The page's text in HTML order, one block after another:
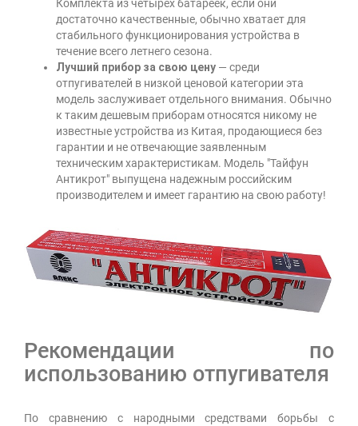
Комплекта из четырех батареек, если они
достаточно качественные, обычно хватает для
стабильного функционирования устройства в
течение всего летнего сезона.
Лучший прибор за свою цену — среди
отпугивателей в низкой ценовой категории эта
модель заслуживает отдельного внимания. Обычно
к таким дешевым приборам относятся никому не
известные устройства из Китая, продающиеся без
гарантии и не отвечающие заявленным
техническим характеристикам. Модель "Тайфун
Антикрот" выпущена надежным российским
производителем и имеет гарантию на свою работу!
Рекомендации по
использованию отпугивателя
По сравнению с народными средствами борьбы с